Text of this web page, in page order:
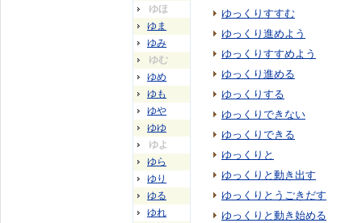
ゆほ
ゆま
ゆみ
ゆむ
ゆめ
ゆも
ゆや
ゆゆ
ゆよ
ゆら
ゆり
ゆる
ゆれ
ゆっくりすすむ
ゆっくり進めよう
ゆっくりすすめよう
ゆっくり進める
ゆっくりする
ゆっくりできない
ゆっくりできる
ゆっくりと
ゆっくりと動き出す
ゆっくりとうごきだす
ゆっくりと動き始める